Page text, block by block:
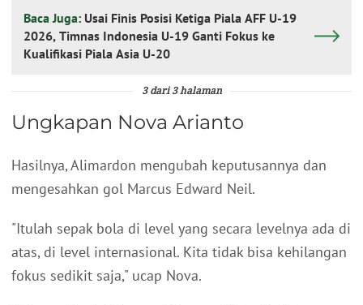
Baca Juga: Usai Finis Posisi Ketiga Piala AFF U-19
2026, Timnas Indonesia U-19 Ganti Fokus ke
Kualifikasi Piala Asia U-20
3 dari 3 halaman
Ungkapan Nova Arianto
Hasilnya, Alimardon mengubah keputusannya dan
mengesahkan gol Marcus Edward Neil.
"Itulah sepak bola di level yang secara levelnya ada di
atas, di level internasional. Kita tidak bisa kehilangan
fokus sedikit saja," ucap Nova.